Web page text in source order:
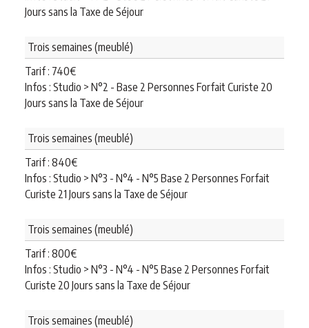
Jours sans la Taxe de Séjour
Trois semaines (meublé)
Tarif : 740€
Infos : Studio > N°2 - Base 2 Personnes Forfait Curiste 20
Jours sans la Taxe de Séjour
Trois semaines (meublé)
Tarif : 840€
Infos : Studio > N°3 - N°4 - N°5 Base 2 Personnes Forfait
Curiste 21 Jours sans la Taxe de Séjour
Trois semaines (meublé)
Tarif : 800€
Infos : Studio > N°3 - N°4 - N°5 Base 2 Personnes Forfait
Curiste 20 Jours sans la Taxe de Séjour
Trois semaines (meublé)